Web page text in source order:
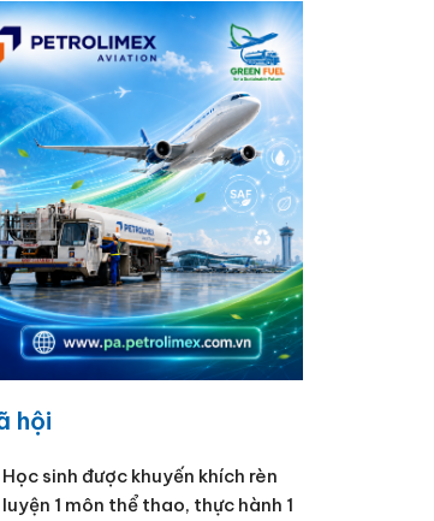
hội
Học sinh được khuyến khích rèn
luyện 1 môn thể thao, thực hành 1